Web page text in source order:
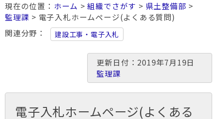
ホーム >組織でさがす > 県土整備部 >
監理課 > 電子入札ホームページ(よくある質問)
関連分野
建設工事・電子入札
更新日付：2019年7月19日
監理課
電子入札ホームページ(よくある